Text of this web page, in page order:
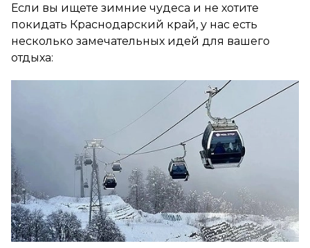
Если вы ищете зимние чудеса и не хотите
покидать Краснодарский край, у нас есть
несколько замечательных идей для вашего
отдыха: